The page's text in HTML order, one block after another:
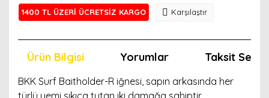
1400 TL ÜZERİ ÜCRETSİZ KARGO Karşılaştır
Ürün Bilgisi Yorumlar Taksit
BKK Surf Baitholder-R iğnesi, sapın arkasında her
türlü yemi sıkıca tutan iki damağa sahiptir.